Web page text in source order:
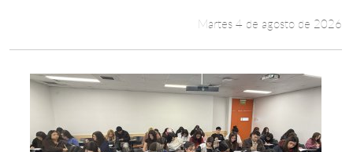
Martes 4 de agosto de 2026